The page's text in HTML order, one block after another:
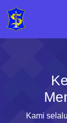
Kami